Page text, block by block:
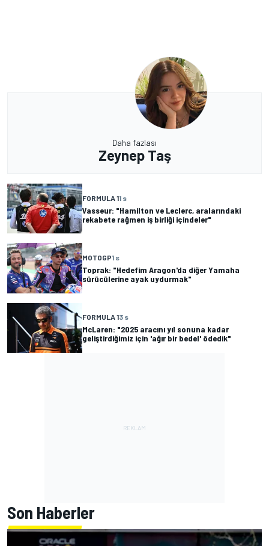
Daha fazlası
Zeynep Taş
FORMULA 11 s
Vasseur: "Hamilton ve Leclerc, aralarındaki
rekabete rağmen iş birliği içindeler"
MOTOGP1 s
Toprak: "Hedefim Aragon'da diğer Yamaha
sürücülerine ayak uydurmak"
FORMULA 13 s
McLaren: "2025 aracını yıl sonuna kadar
geliştirdiğimiz için 'ağır bir bedel' ödedik"
Son Haberler